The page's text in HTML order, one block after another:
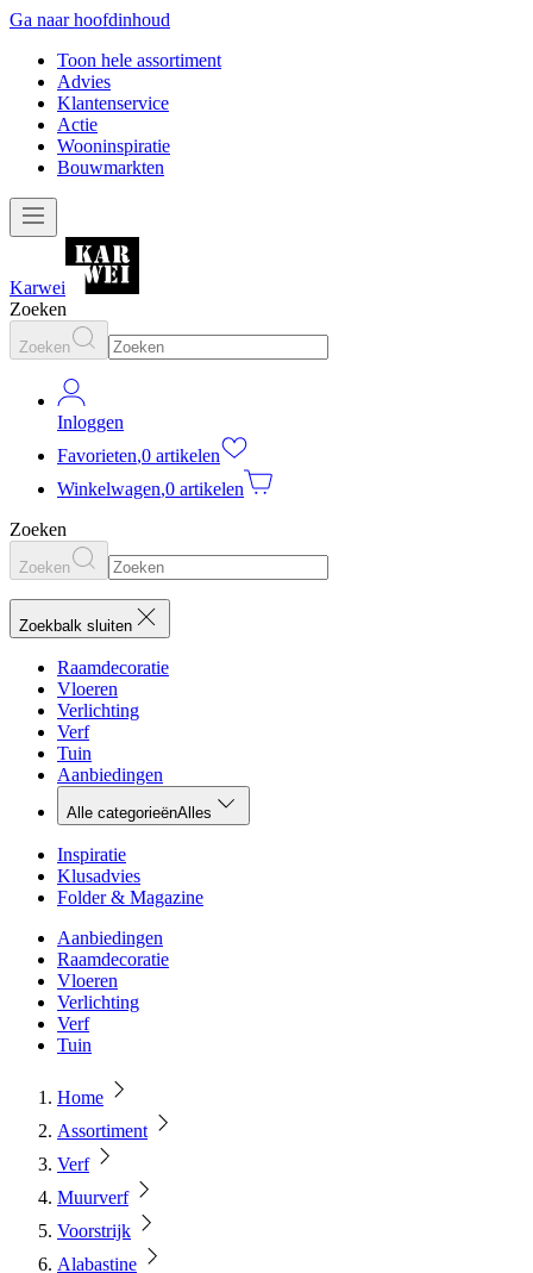
Ga naar hoofdinhoud
Toon hele assortiment
Advies
Klantenservice
Actie
Wooninspiratie
Bouwmarkten
Karwei
Zoeken
Zoeken
Inloggen
Favorieten,0 artikelen
Winkelwagen,0 artikelen
Zoeken
Zoeken
Zoekbalk sluiten
Raamdecoratie
Vloeren
Verlichting
Verf
Tuin
Aanbiedingen
Alle categorieënAlles
Inspiratie
Klusadvies
Folder & Magazine
Aanbiedingen
Raamdecoratie
Vloeren
Verlichting
Verf
Tuin
Home
Assortiment
Verf
Muurverf
Voorstrijk
Alabastine